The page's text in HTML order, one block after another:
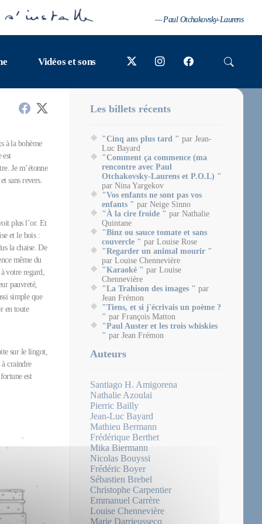
— Paul Otchakovsky-Laurens
Vidéos et sons
à la bohème
est
Je m’étonne
sans revers.
plus l’or. Et
et le bois :
la chaise. De
même du
votre regard,
pauvreté,
simple que
en toute
sur le lingot,
à craindre
est
Les billets récents
"Cinq ans plus tard " par Jean-
Luc Bayard
"Comment ça commence (ma
rencontre avec Paul
Otchakovsky-Laurens et P.O.L) "
par Nina Yargekov
"Vos enfants ne sont pas vos
enfants " par Neige Sinno
"À la cire froide " par Nathalie
Quintane
"Binz ou sauce tomate et sans
couvercle " par Louise Rose
"Regarder un animal mourir "
par Louise Chennevière
"Karaoké " par Louise
Chennevière
"La Trahison des images " par
Jean Frémon
"Tiens, et si j'écrivais un poème ?
" par François Matton
"Paul Auster et les trois whiskies
" par Jean Frémon
Auteurs
Santiago H. Amigorena
Nathalie Azoulai
Pierric Bailly
Jean-Luc Bayard
Mathieu Bermann
Frédérique Berthet
Mika Biermann
Nicolas Bouyssi
Frédéric Boyer
Sébastien Brebel
Christophe Carpentier
Emmanuel Carrère
Louise Chennevière
Marie Darrieussecq